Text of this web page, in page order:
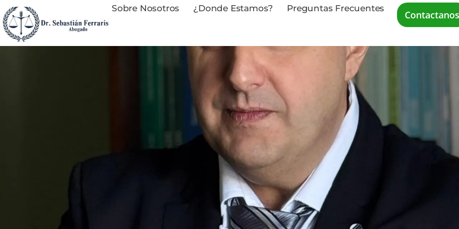
Sobre Nosotros ¿Donde Estamos? Preguntas Frecuentes